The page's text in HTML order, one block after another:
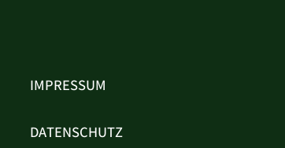
IMPRESSUM
DATENSCHUTZ